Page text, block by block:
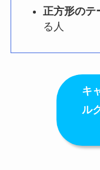
正方形のテ
る人
キ
ル